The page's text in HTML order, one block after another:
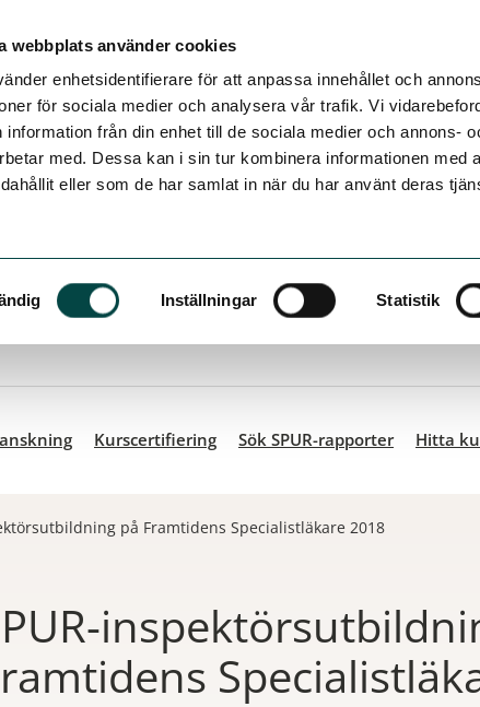
webbplats använder cookies
enhetsidentifierare för att anpassa innehållet och
för sociala medier och analysera vår trafik. Vi
information från din enhet till de sociala medier och annons-
med. Dessa kan i sin tur kombinera informationen med
eller som de har samlat in när du har använt deras
Inställningar Statistik
Kurscertifiering Sök SPUR-rapporter Hitta
på Framtidens Specialistläkare 2018
Kurscertifiering Sök SPUR-rapporter Hitta